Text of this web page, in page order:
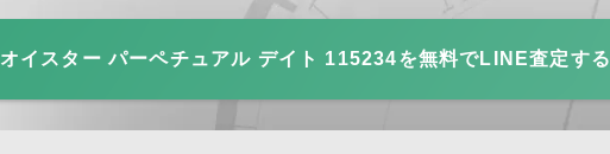
オイスター パーペチュアル デイト 115234を無料でLINE査定する